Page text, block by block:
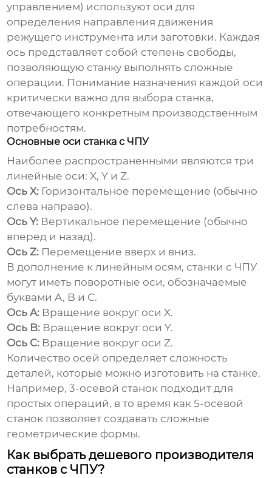
управлением) используют оси для
определения направления движения
режущего инструмента или заготовки. Каждая
ось представляет собой степень свободы,
позволяющую станку выполнять сложные
операции. Понимание назначения каждой оси
критически важно для выбора станка,
отвечающего конкретным производственным
потребностям.
Основные оси станка с ЧПУ
Наиболее распространенными являются три
линейные оси: X, Y и Z.
Ось X: Горизонтальное перемещение (обычно
слева направо).
Ось Y: Вертикальное перемещение (обычно
вперед и назад).
Ось Z: Перемещение вверх и вниз.
В дополнение к линейным осям, станки с ЧПУ
могут иметь поворотные оси, обозначаемые
буквами A, B и C.
Ось A: Вращение вокруг оси X.
Ось B: Вращение вокруг оси Y.
Ось C: Вращение вокруг оси Z.
Количество осей определяет сложность
деталей, которые можно изготовить на станке.
Например, 3-осевой станок подходит для
простых операций, в то время как 5-осевой
станок позволяет создавать сложные
геометрические формы.
Как выбрать дешевого производителя
станков с ЧПУ?